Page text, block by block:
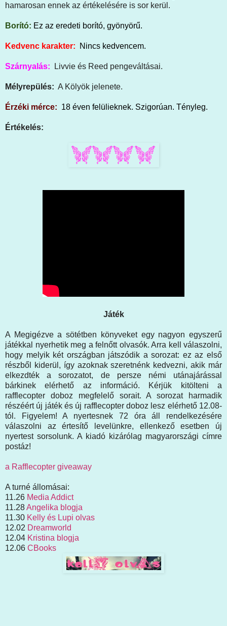
hamarosan ennek az értékelésére is sor kerül.
Borító: Ez az eredeti borító, gyönyörű.
Kedvenc karakter: Nincs kedvencem.
Szárnyalás: Livvie és Reed pengeváltásai.
Mélyrepülés: A Kölyök jelenete.
Érzéki mérce: 18 éven felülieknek. Szigorúan. Tényleg.
Értékelés:
Játék
A Megigézve a sötétben könyveket egy nagyon egyszerű
játékkal nyerhetik meg a felnőtt olvasók. Arra kell válaszolni,
hogy melyik két országban játszódik a sorozat: ez az első
részből kiderül, így azoknak szeretnénk kedvezni, akik már
elkezdték a sorozatot, de persze némi utánajárással
bárkinek elérhető az információ. Kérjük kitölteni a
rafflecopter doboz megfelelő sorait. A sorozat harmadik
részéért új játék és új rafflecopter doboz lesz elérhető 12.08-
tól. Figyelem! A nyertesnek 72 óra áll rendelkezésére
válaszolni az értesítő levelünkre, ellenkező esetben új
nyertest sorsolunk. A kiadó kizárólag magyarországi címre
postáz!
a Rafflecopter giveaway
A turné állomásai:
11.26 Media Addict
11.28Angelika blogja
11.30 Kelly és Lupi olvas
12.02 Dreamworld
12.04 Kristina blogja
12.06 CBooks